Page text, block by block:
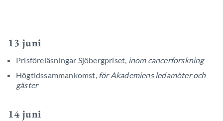
13 juni
Prisföreläsningar Sjöbergpriset, inom cancerforskning
Högtidssammankomst, för Akademiens ledamöter och
gäster
14 juni